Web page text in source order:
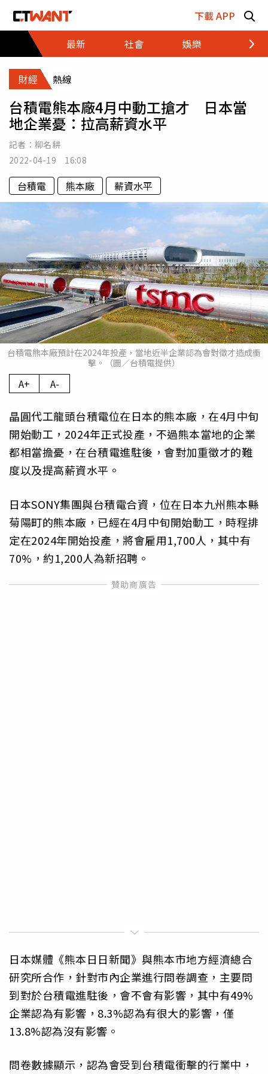
下載 APP
最新
社會 娛樂 財經
財經 熱線
台積電熊本廠4月中動工搶才 日本當
地企業憂：拉高薪資水平
記者： 柳名耕
2022-04-19 16:08
台積電 熊本廠 薪資水平
台積電熊本廠預計在2024年投產，當地近半企業認為會對徵才造成衝
擊。（圖／台積電提供）
A+ A-
晶圓代工龍頭台積電位在日本的熊本廠，在4月中旬
開始動工，2024年正式投產，不過熊本當地的企業
都相當擔憂，在台積電進駐後，會對加重徵才的難
度以及提高薪資水平。
日本SONY集團與台積電合資，位在日本九州熊本縣
菊陽町的熊本廠，已經在4月中旬開始動工，時程排
定在2024年開始投產，將會雇用1,700人，其中有
70%，約1,200人為新招聘。
日本媒體《熊本日日新聞》與熊本市地方經濟總合
研究所合作，針對市內企業進行問卷調查，主要問
到對於台積電進駐後，會不會有影響，其中有49%
企業認為有影響，8.3%認為有很大的影響，僅
13.8%認為沒有影響。
問卷數據顯示，認為會受到台積電衝擊的行業中，